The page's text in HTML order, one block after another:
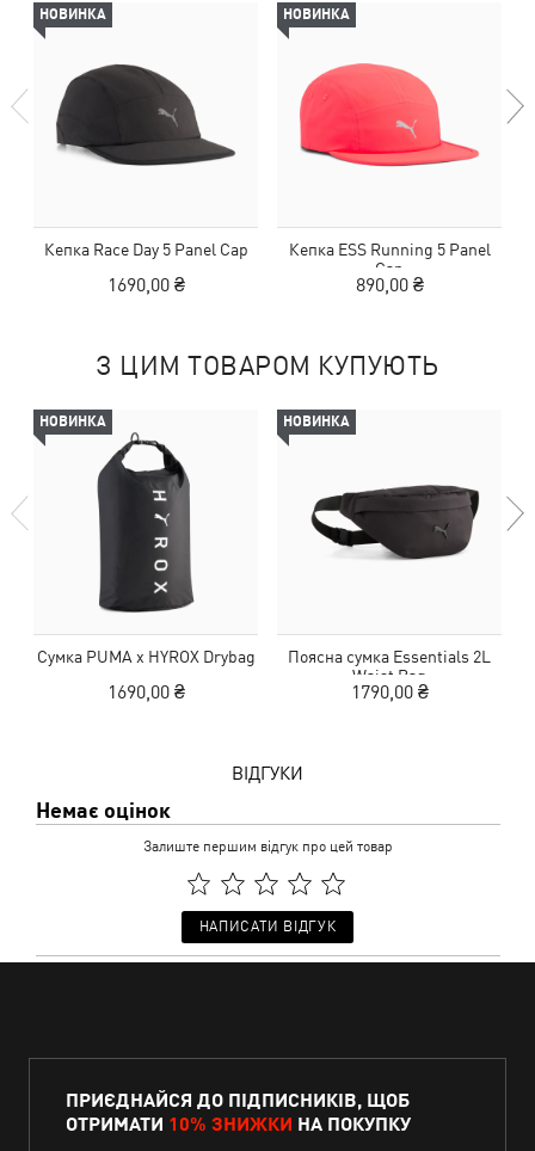
НОВИНКА
Кепка Race Day 5 Panel Cap
1690,00 ₴
НОВИНКА
Кепка ESS Running 5 Panel
Cap
890,00 ₴
З ЦИМ ТОВАРОМ КУПУЮТЬ
НОВИНКА
Сумка PUMA x HYROX Drybag
1690,00 ₴
НОВИНКА
Поясна сумка Essentials 2L
Waist Bag
1790,00 ₴
ВІДГУКИ
Немає оцінок
Залиште першим відгук про цей товар
НАПИСАТИ ВІДГУК
ПРИЄДНАЙСЯ ДО ПІДПИСНИКІВ, ЩОБ
ОТРИМАТИ 10% ЗНИЖКИ НА ПОКУПКУ